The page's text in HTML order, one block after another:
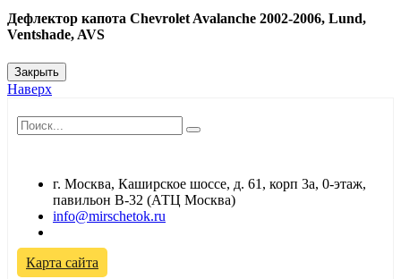
Дефлектор капота Chevrolet Avalanche 2002-2006, Lund,
Ventshade, AVS
Закрыть
Наверх
г. Москва, Каширское шоссе, д. 61, корп 3а, 0-этаж,
павильон В-32 (АТЦ Москва)
info@mirschetok.ru
Карта сайта